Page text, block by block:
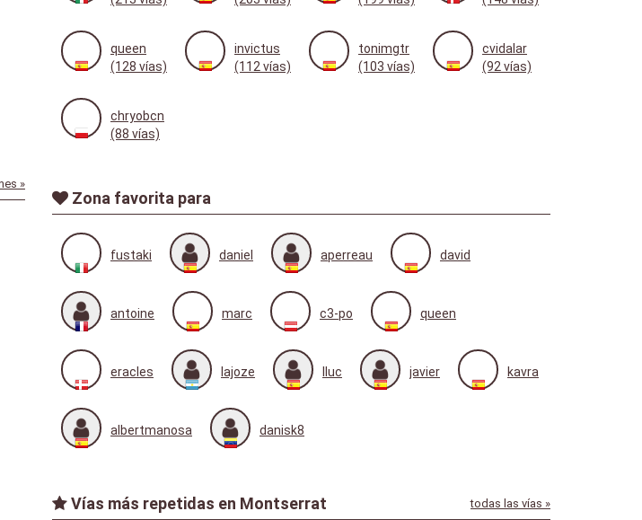
»
queen
(128 vías)
invictus
(112 vías)
tonimgtr
(103 vías)
cvidalar
(92 vías)
chryobcn
(88 vías)
Zona favorita para
fustaki daniel aperreau david
antoine marc c3-po queen
eracles lajoze lluc javier kavra
albertmanosa danisk8
Vías más repetidas en Montserrat todas las vías »